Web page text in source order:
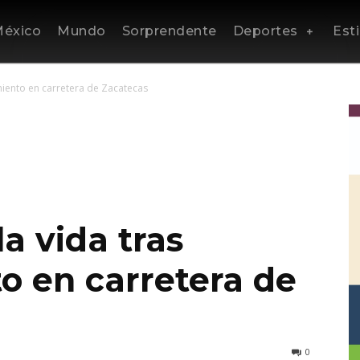
Mundo Sorprendente Deportes
en carretera de Zacatecas
vida tras
en carretera de
0